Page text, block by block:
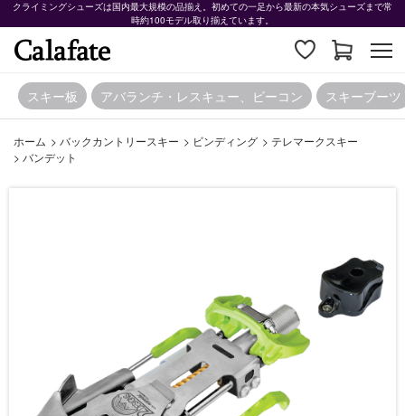
クライミングシューズは国内最大規模の品揃え。初めての一足から最新の本気シューズまで常
時約100モデル取り揃えています。
スキー板 アバランチ・レスキュー、ビーコン スキーブーツ
ホーム > バックカントリースキー > ビンディング > テレマークスキー
> バンデット